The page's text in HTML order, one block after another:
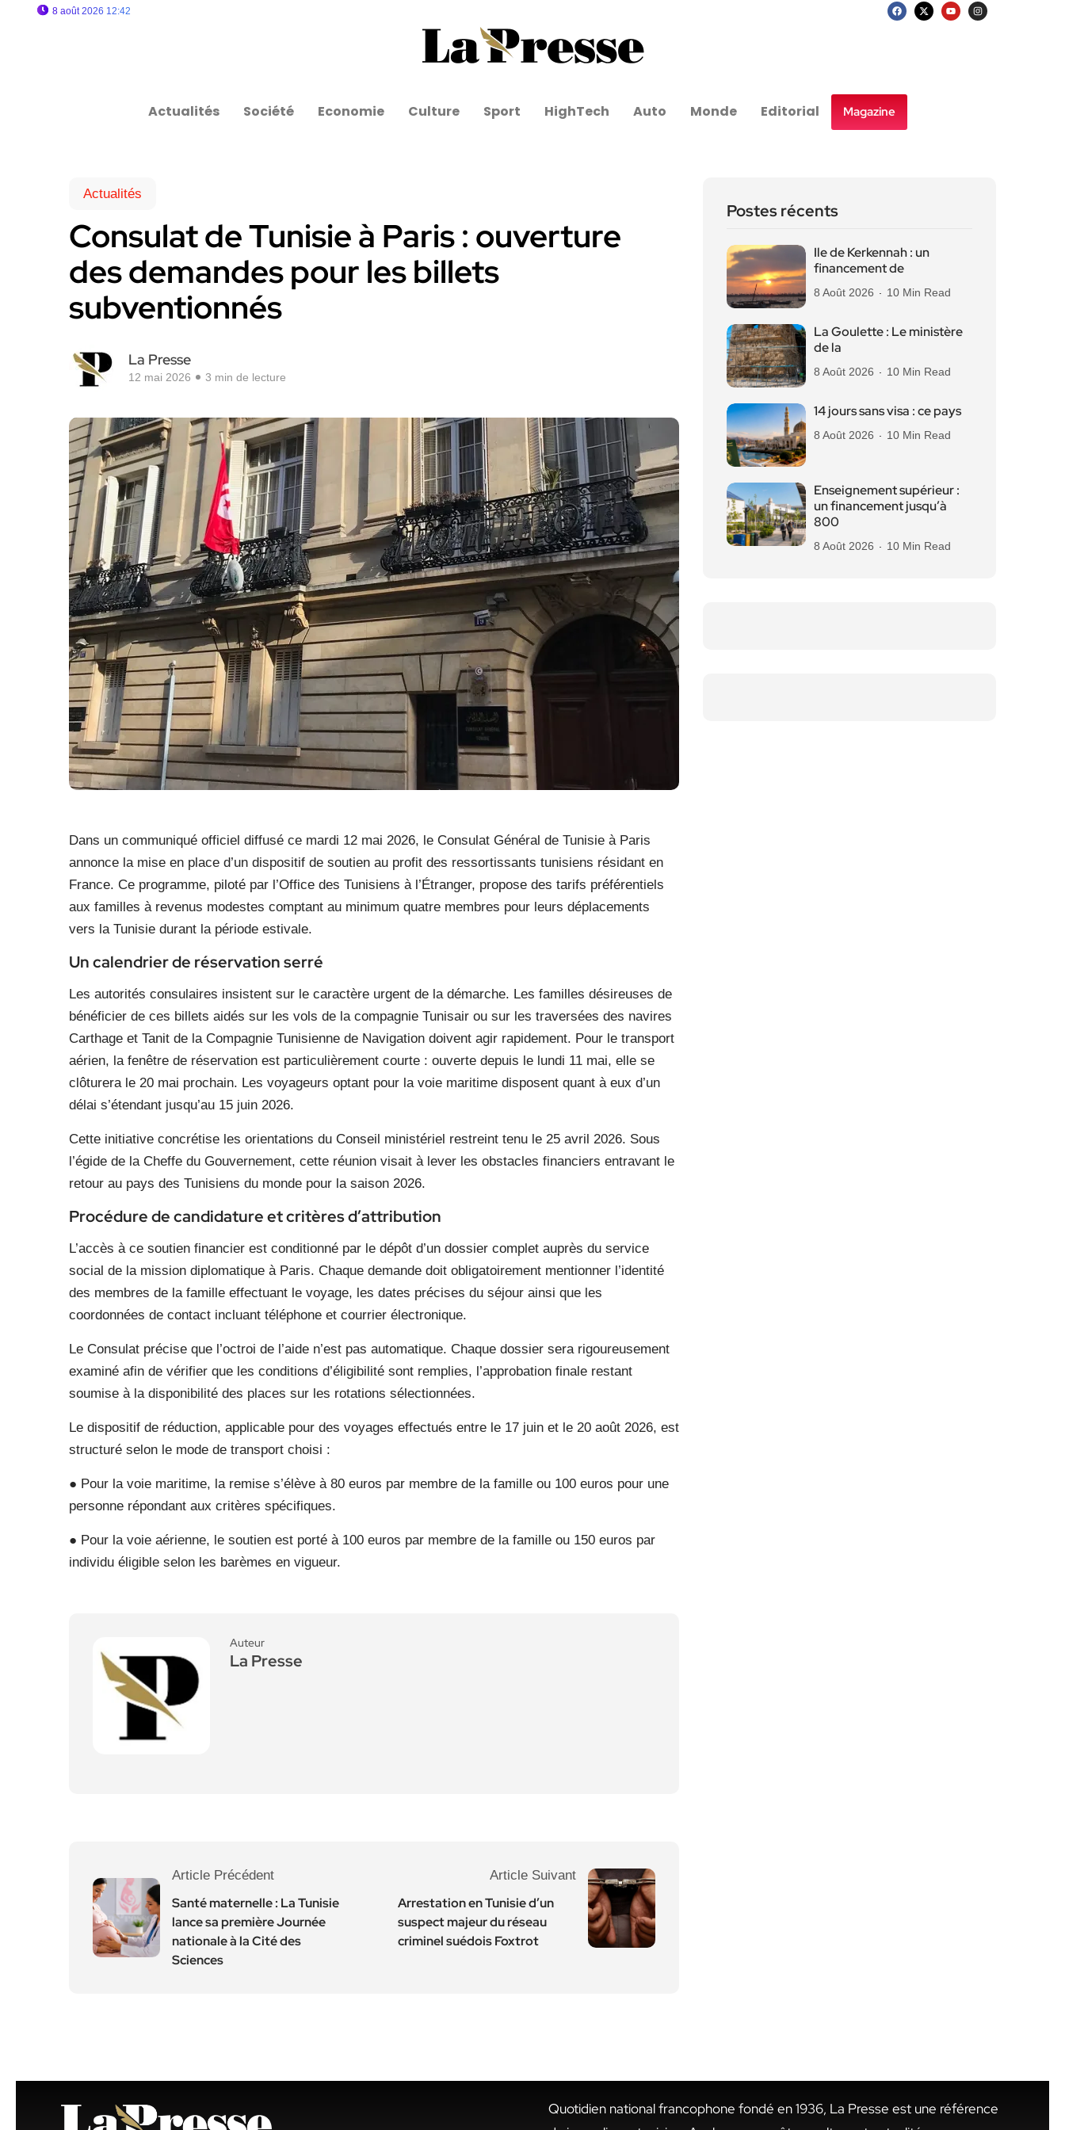
8 août 2026 12:42
Actualités Société Economie Culture Sport HighTech Auto Monde Editorial Magazine
Actualités
Consulat de Tunisie à Paris : ouverture
des demandes pour les billets
subventionnés
La Presse
12 mai 2026 3 min de lecture
Dans un communiqué officiel diffusé ce mardi 12 mai 2026, le Consulat Général de Tunisie à Paris
annonce la mise en place d’un dispositif de soutien au profit des ressortissants tunisiens résidant en
France. Ce programme, piloté par l’Office des Tunisiens à l’Étranger, propose des tarifs préférentiels
aux familles à revenus modestes comptant au minimum quatre membres pour leurs déplacements
vers la Tunisie durant la période estivale.
Un calendrier de réservation serré
Les autorités consulaires insistent sur le caractère urgent de la démarche. Les familles désireuses de
bénéficier de ces billets aidés sur les vols de la compagnie Tunisair ou sur les traversées des navires
Carthage et Tanit de la Compagnie Tunisienne de Navigation doivent agir rapidement. Pour le transport
aérien, la fenêtre de réservation est particulièrement courte : ouverte depuis le lundi 11 mai, elle se
clôturera le 20 mai prochain. Les voyageurs optant pour la voie maritime disposent quant à eux d’un
délai s’étendant jusqu’au 15 juin 2026.
Cette initiative concrétise les orientations du Conseil ministériel restreint tenu le 25 avril 2026. Sous
l’égide de la Cheffe du Gouvernement, cette réunion visait à lever les obstacles financiers entravant le
retour au pays des Tunisiens du monde pour la saison 2026.
Procédure de candidature et critères d’attribution
L’accès à ce soutien financier est conditionné par le dépôt d’un dossier complet auprès du service
social de la mission diplomatique à Paris. Chaque demande doit obligatoirement mentionner l’identité
des membres de la famille effectuant le voyage, les dates précises du séjour ainsi que les
coordonnées de contact incluant téléphone et courrier électronique.
Le Consulat précise que l’octroi de l’aide n’est pas automatique. Chaque dossier sera rigoureusement
examiné afin de vérifier que les conditions d’éligibilité sont remplies, l’approbation finale restant
soumise à la disponibilité des places sur les rotations sélectionnées.
Le dispositif de réduction, applicable pour des voyages effectués entre le 17 juin et le 20 août 2026, est
structuré selon le mode de transport choisi :
● Pour la voie maritime, la remise s’élève à 80 euros par membre de la famille ou 100 euros pour une
personne répondant aux critères spécifiques.
● Pour la voie aérienne, le soutien est porté à 100 euros par membre de la famille ou 150 euros par
individu éligible selon les barèmes en vigueur.
Auteur
La Presse
Article Précédent
Santé maternelle : La Tunisie
lance sa première Journée
nationale à la Cité des
Sciences
Article Suivant
Arrestation en Tunisie d’un
suspect majeur du réseau
criminel suédois Foxtrot
Postes récents
Ile de Kerkennah : un
financement de
8 Août 2026 10 Min Read
La Goulette : Le ministère
de la
8 Août 2026 10 Min Read
14 jours sans visa : ce pays
8 Août 2026 10 Min Read
Enseignement supérieur :
un financement jusqu’à
800
8 Août 2026 10 Min Read
Quotidien national francophone fondé en 1936, La Presse est une référence